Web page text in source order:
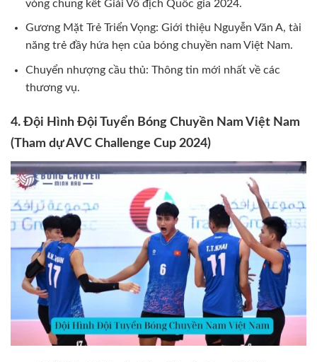
vòng chung kết Giải Vô địch Quốc gia 2024.
Gương Mặt Trẻ Triển Vọng: Giới thiệu Nguyễn Văn A, tài
năng trẻ đầy hứa hẹn của bóng chuyền nam Việt Nam.
Chuyển nhượng cầu thủ: Thông tin mới nhất về các
thương vụ.
4. Đội Hình Đội Tuyển Bóng Chuyền Nam Việt Nam
(Tham dự AVC Challenge Cup 2024)